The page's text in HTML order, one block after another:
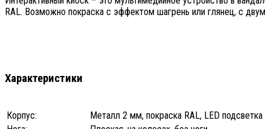
RAL. Возможно покраска с эффектом шагрень или глянец, с
Характеристики
Корпус:
Металл 2 мм, покраска RAL, LED подсветка